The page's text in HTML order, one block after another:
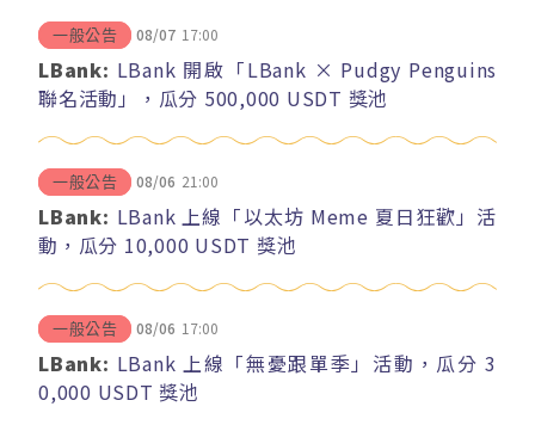
一般公告 08/07 17:00
LBank: LBank 開啟「LBank × Pudgy Penguins
聯名活動」，瓜分 500,000 USDT 獎池
一般公告 08/06 21:00
LBank: LBank 上線「以太坊 Meme 夏日狂歡」活
動，瓜分 10,000 USDT 獎池
一般公告 08/06 17:00
LBank: LBank 上線「無憂跟單季」活動，瓜分 3
0,000 USDT 獎池